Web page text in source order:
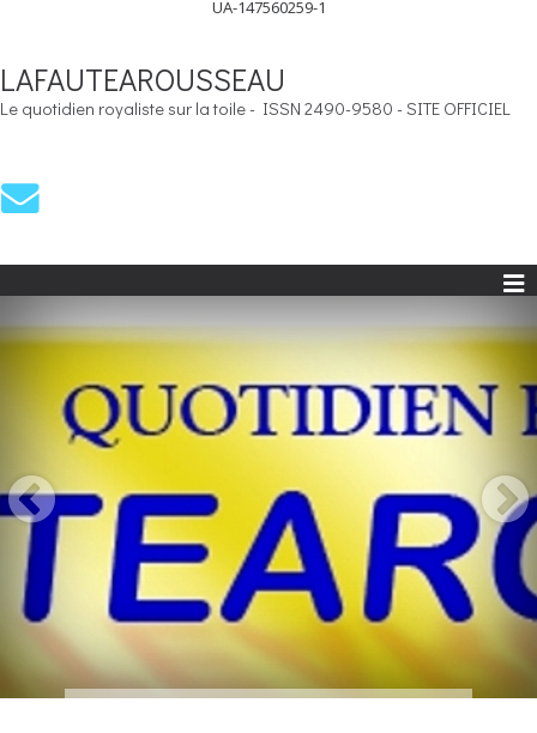
UA-147560259-1
LAFAUTEAROUSSEAU
Le quotidien royaliste sur la toile - ISSN 2490-9580 - SITE OFFICIEL